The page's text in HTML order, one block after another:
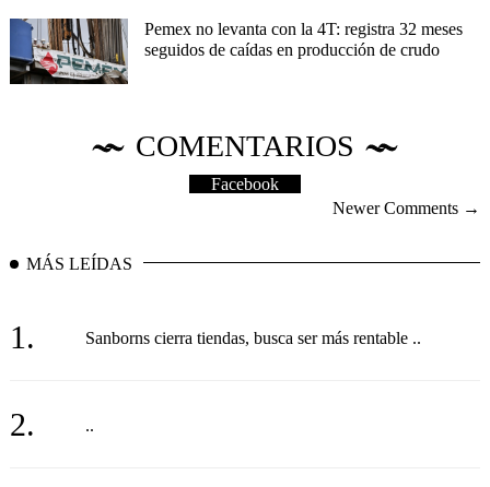
Pemex no levanta con la 4T: registra 32 meses
seguidos de caídas en producción de crudo
COMENTARIOS
Facebook
Newer Comments →
MÁS LEÍDAS
1. Sanborns cierra tiendas, busca ser más rentable ..
2.